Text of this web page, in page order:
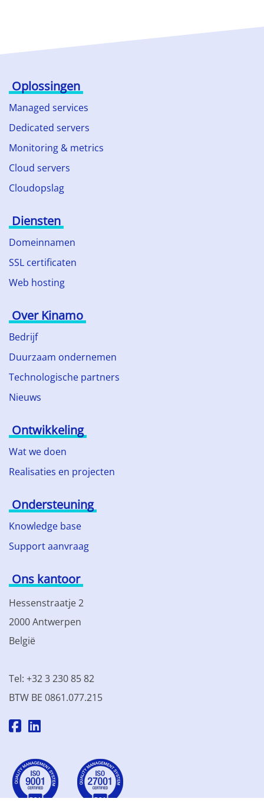
Oplossingen
Managed services
Dedicated servers
Monitoring & metrics
Cloud servers
Cloudopslag
Diensten
Domeinnamen
SSL certificaten
Web hosting
Over Kinamo
Bedrijf
Duurzaam ondernemen
Technologische partners
Nieuws
Ontwikkeling
Wat we doen
Realisaties en projecten
Ondersteuning
Knowledge base
Support aanvraag
Ons kantoor
Hessenstraatje 2
2000 Antwerpen
België
Tel: +32 3 230 85 82
BTW BE 0861.077.215